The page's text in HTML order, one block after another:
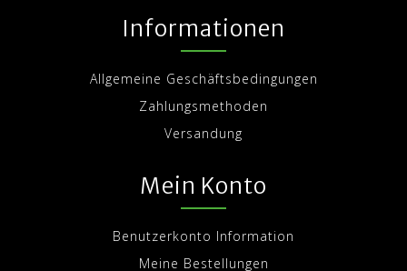
Informationen
Allgemeine Geschäftsbedingungen
Zahlungsmethoden
Versandung
Mein Konto
Benutzerkonto Information
Meine Bestellungen